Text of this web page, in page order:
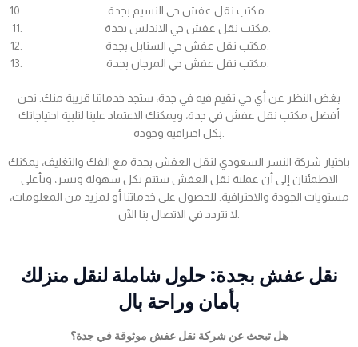
بغض النظر عن أي حي تقيم فيه في جدة، ستجد خدماتنا قريبة منك. نحن
أفضل مكتب نقل عفش في جدة، ويمكنك الاعتماد علينا لتلبية احتياجاتك
باختيار شركة النسر السعودي لنقل العفش بجدة مع الفك والتغليف، يمكنك
الاطمئنان إلى أن عملية نقل العفش ستتم بكل سهولة ويسر، وبأعلى
مستويات الجودة والاحترافية. للحصول على خدماتنا أو لمزيد من المعلومات،
نقل عفش بجدة: حلول شاملة لنقل منزلك
بأمان وراحة بال
هل تبحث عن شركة نقل عفش موثوقة في جدة؟